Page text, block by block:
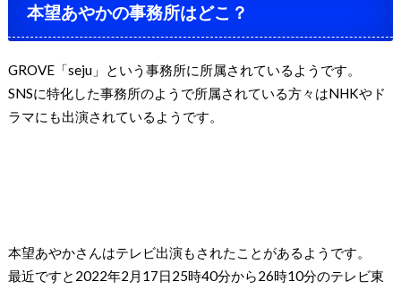
本望あやかの事務所はどこ？
GROVE「seju」という事務所に所属されているようです。
SNSに特化した事務所のようで所属されている方々はNHKやド
ラマにも出演されているようです。
本望あやかさんはテレビ出演もされたことがあるようです。
最近ですと2022年2月17日25時40分から26時10分のテレビ東